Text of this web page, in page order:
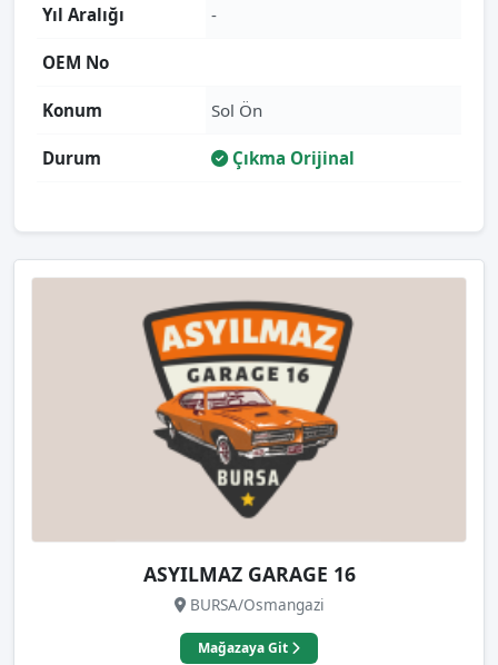
Yıl Aralığı -
OEM No
Konum Sol Ön
Durum Çıkma Orijinal
ASYILMAZ GARAGE 16
BURSA/Osmangazi
Mağazaya Git